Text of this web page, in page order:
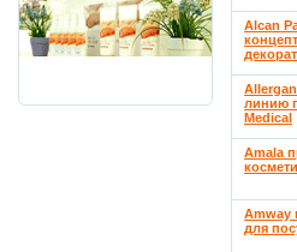
Alcan
линию
Medical
Amala
Amway
для